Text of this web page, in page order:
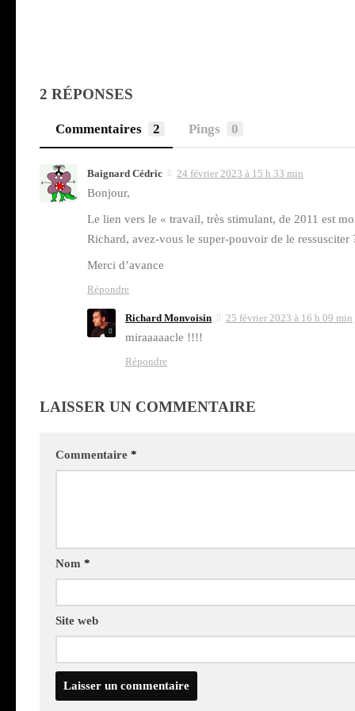
2 RÉPONSES
Commentaires 2 Pings 0
Baignard Cédric 24 février 2023 à 15 h 33 min
Bon­jour,
Le lien vers le « tra­vail, très sti­mu­lant, de 2011 est
Richard, avez-vous le super-pou­voir de le res­sus­ci­ter
Mer­ci d’a­vance
Répondre
Richard Monvoisin 25 février 2023 à 16 h 09 min
miraaaaacle !!!!
Répondre
LAISSER UN COMMENTAIRE
Commentaire *
Nom *
Site web